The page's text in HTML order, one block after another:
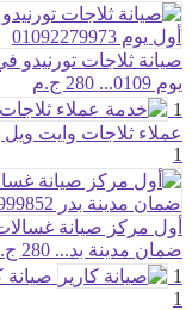
صيانة ثلاجات تورنيدو
يوم 0109...
280 ج.م
1
عملاء ثلاجات وايت ويل
1
أول مركز صيانة
ضمان مدينة بد... 280 ج.م
1
صيانة
1